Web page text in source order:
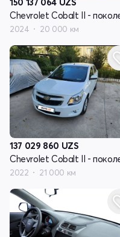
2024 20 000 км
137 029 860 UZS
2022 21 000 км